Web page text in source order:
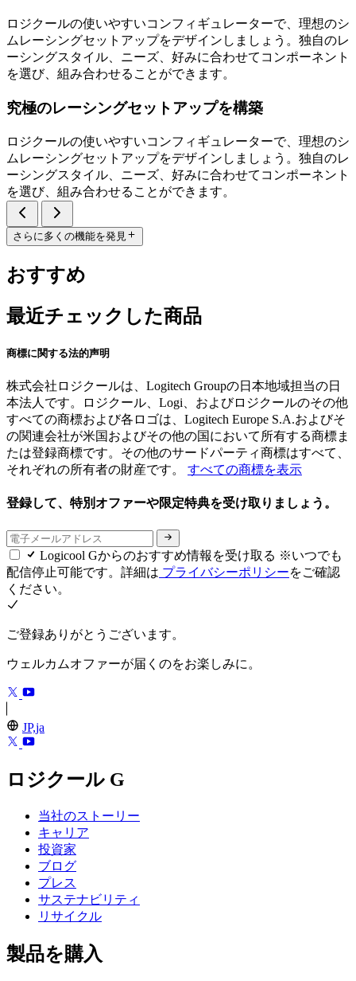
ロジクールの使いやすいコンフィギュレーターで、理想のシ
ムレーシングセットアップをデザインしましょう。独自のレ
ーシングスタイル、ニーズ、好みに合わせてコンポーネント
を選び、組み合わせることができます。
究極のレーシングセットアップを構築
ロジクールの使いやすいコンフィギュレーターで、理想のシ
ムレーシングセットアップをデザインしましょう。独自のレ
ーシングスタイル、ニーズ、好みに合わせてコンポーネント
を選び、組み合わせることができます。
さらに多くの機能を発見
おすすめ
最近チェックした商品
商標に関する法的声明
株式会社ロジクールは、Logitech Groupの日本地域担当の日
本法人です。ロジクール、Logi、およびロジクールのその他
すべての商標および各ロゴは、Logitech Europe S.A.およびそ
の関連会社が米国およびその他の国において所有する商標ま
たは登録商標です。その他のサードパーティ商標はすべて、
それぞれの所有者の財産です。 すべての商標を表示
登録して、特別オファーや限定特典を受け取りましょう。
Logicool Gからのおすすめ情報を受け取る ※いつでも
配信停止可能です。詳細は プライバシーポリシーをご確認
ください。
ご登録ありがとうございます。
ウェルカムオファーが届くのをお楽しみに。
JP,ja
ロジクール G
当社のストーリー
キャリア
投資家
ブログ
プレス
サステナビリティ
リサイクル
製品を購入